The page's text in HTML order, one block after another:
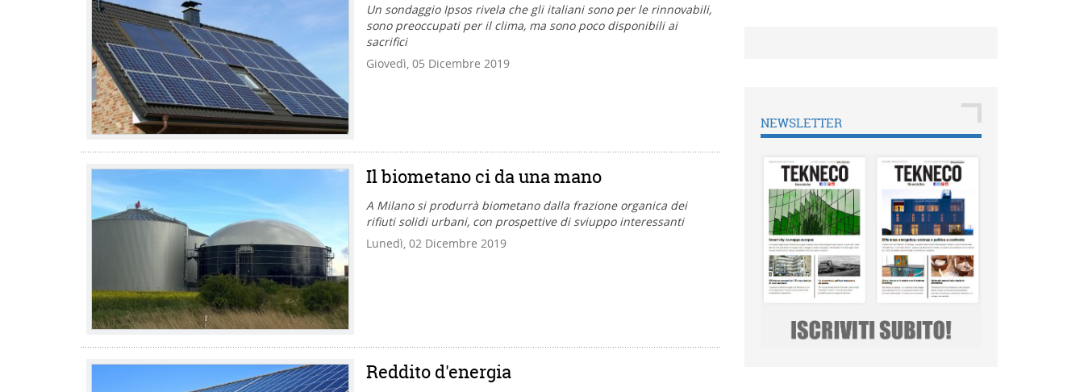
Un sondaggio Ipsos rivela che gli italiani sono per le rinnovabili,
sono preoccupati per il clima, ma sono poco disponibili ai
sacrifici
Giovedì, 05 Dicembre 2019
Il biometano ci da una mano
A Milano si produrrà biometano dalla frazione organica dei
rifiuti solidi urbani, con prospettive di sviuppo interessanti
Lunedì, 02 Dicembre 2019
Reddito d'energia
NEWSLETTER